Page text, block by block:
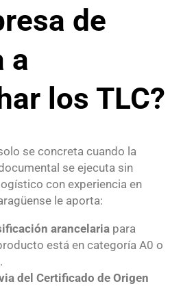
de
a
los TLC?
se concreta cuando la
se ejecuta sin
con experiencia en
le aporta:
arancelaria para
está en categoría A0 o
del Certificado de Origen